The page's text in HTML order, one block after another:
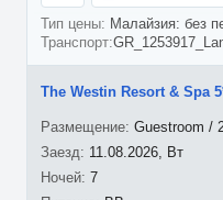
Малайзия: без
11.08.2026, Вт
7
The Westin Resort & Spa
Guestroom /